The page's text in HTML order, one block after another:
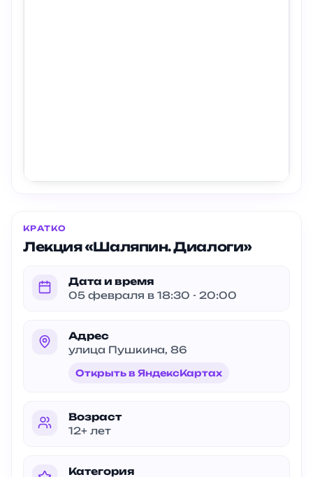
КРАТКО
Лекция «Шаляпин. Диалоги»
Дата и время
05 февраля в 18:30 - 20:00
Адрес
улица Пушкина, 86
Открыть в ЯндексКартах
Возраст
12+ лет
Категория